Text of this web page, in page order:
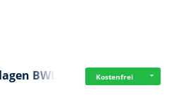
BWL Kostenfrei